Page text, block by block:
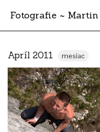
Fotografie ~
Albumy
Miesta
Archív
Apríl 2011 mesiac